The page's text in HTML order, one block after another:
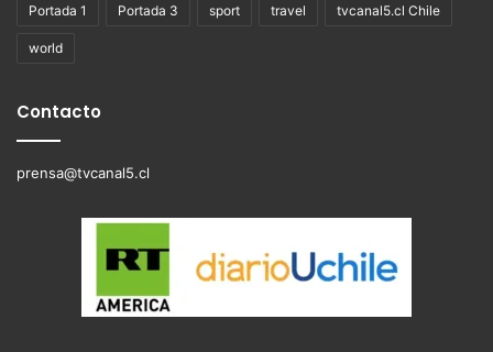
Portada 1 Portada 3 sport travel tvcanal5.cl Chile
world
Contacto
prensa@tvcanal5.cl